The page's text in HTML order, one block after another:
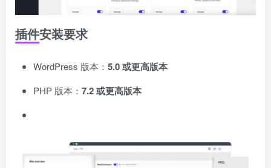
插件安装要求
WordPress 版本： 5.0 或更高版本
PHP 版本： 7.2 或更高版本